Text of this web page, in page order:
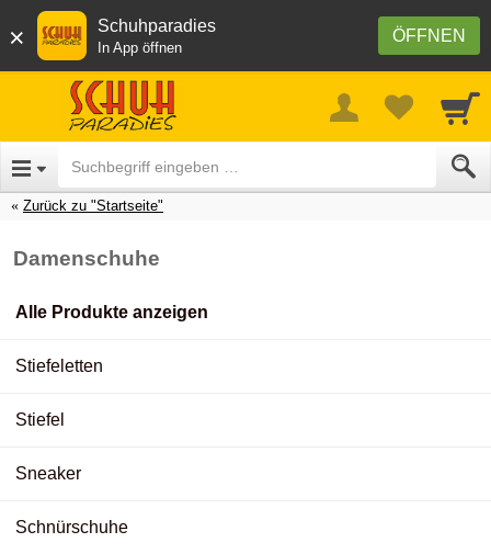
× ÖFFNEN
Schuhparadies
In App öffnen
Zurück zu "Startseite"
Damenschuhe
Alle Produkte anzeigen
Stiefeletten
Stiefel
Sneaker
Schnürschuhe